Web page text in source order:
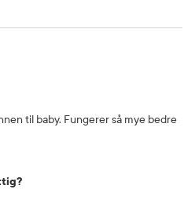
til baby. Fungerer så mye bedre